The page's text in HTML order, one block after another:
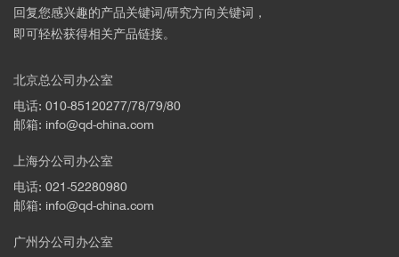
回复您感兴趣的产品关键词/研究方向关键词，
即可轻松获得相关产品链接。
北京总公司办公室
电话: 010-85120277/78/79/80
邮箱: info@qd-china.com
上海分公司办公室
电话: 021-52280980
邮箱: info@qd-china.com
广州分公司办公室